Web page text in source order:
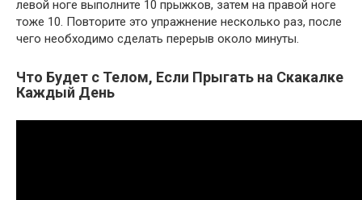
левой ноге выполните 10 прыжков, затем на правой ноге
тоже 10. Повторите это упражнение несколько раз, после
чего необходимо сделать перерыв около минуты.
Что Будет с Телом, Если Прыгать на Скакалке
Каждый День